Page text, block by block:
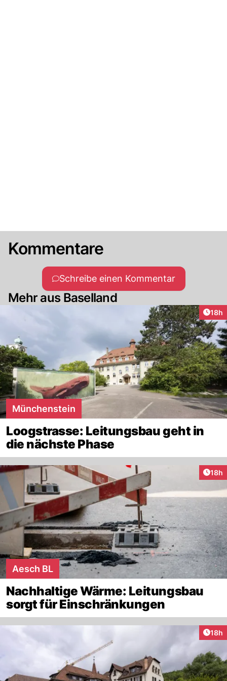
Kommentare
Schreibe einen Kommentar
Mehr aus Baselland
18h
Münchenstein
Loogstrasse: Leitungsbau geht in
die nächste Phase
18h
Aesch BL
Nachhaltige Wärme: Leitungsbau
sorgt für Einschränkungen
18h